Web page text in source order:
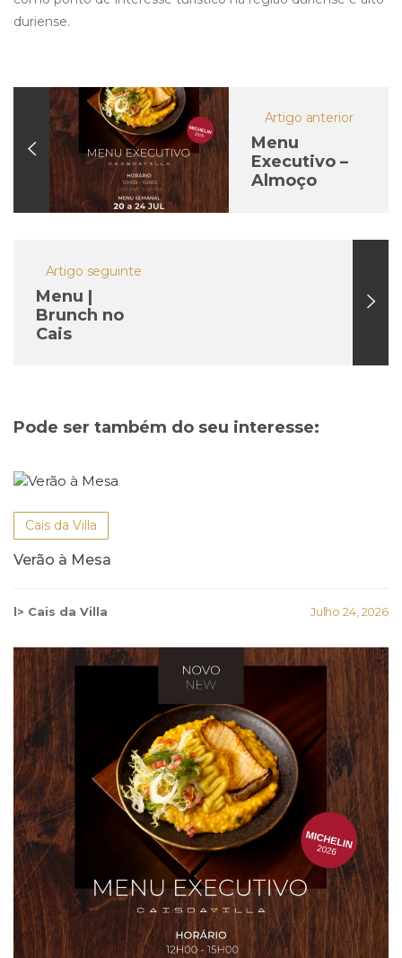
duriense.
Artigo anterior
Menu
Executivo –
Almoço
Artigo seguinte
Menu |
Brunch no
Cais
Pode ser também do seu interesse:
Cais da Villa
Verão à Mesa
l> Cais da Villa Julho 24, 2026